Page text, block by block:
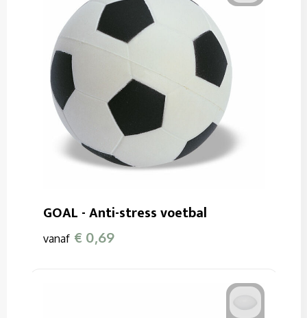
GOAL - Anti-stress voetbal
vanaf € 0,69